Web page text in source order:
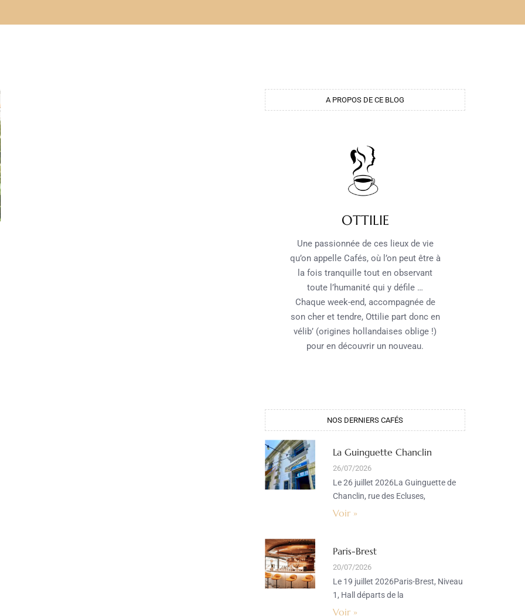
A PROPOS DE CE BLOG
OTTILIE
Une passionnée de ces lieux de vie
qu’on appelle Cafés, où l’on peut être à
la fois tranquille tout en observant
toute l’humanité qui y défile …
Chaque week-end, accompagnée de
son cher et tendre, Ottilie part donc en
vélib’ (origines hollandaises oblige !)
pour en découvrir un nouveau.
NOS DERNIERS CAFÉS​
La Guinguette Chanclin
26/07/2026
Le 26 juillet 2026La Guinguette de
Chanclin, rue des Ecluses,
Voir »
Paris-Brest
20/07/2026
Le 19 juillet 2026Paris-Brest, Niveau
1, Hall départs de la
Voir »